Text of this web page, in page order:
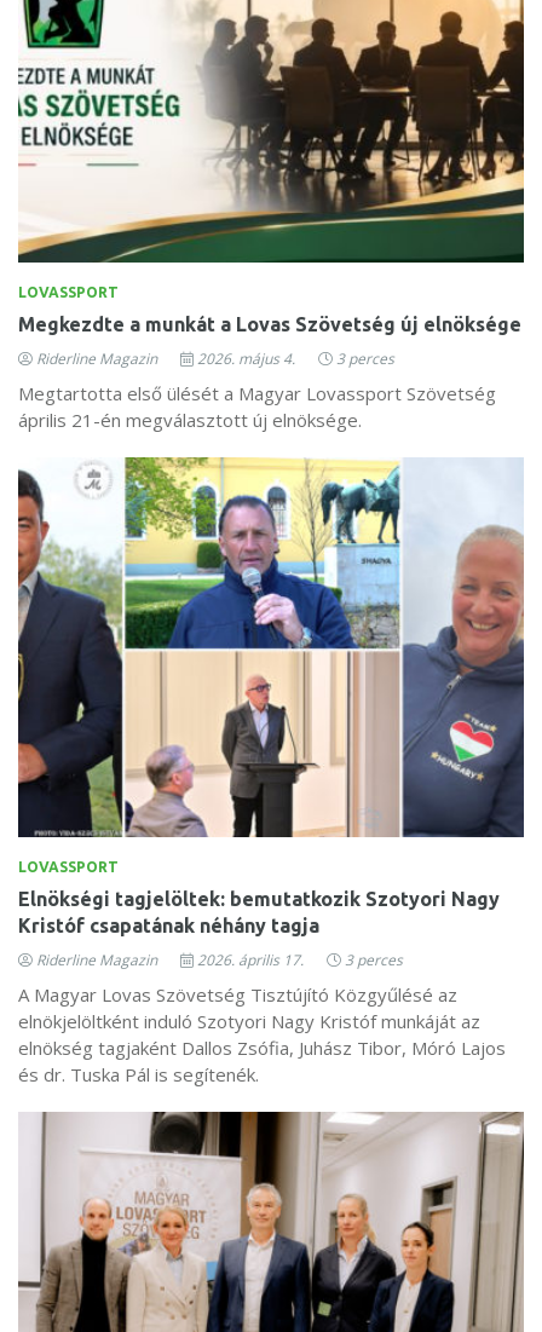
LOVASSPORT
Megkezdte a munkát a Lovas Szövetség új elnöksége
Riderline Magazin 2026. május 4. 3 perces
Megtartotta első ülését a Magyar Lovassport Szövetség
április 21-én megválasztott új elnöksége.
LOVASSPORT
Elnökségi tagjelöltek: bemutatkozik Szotyori Nagy
Kristóf csapatának néhány tagja
Riderline Magazin 2026. április 17. 3 perces
A Magyar Lovas Szövetség Tisztújító Közgyűlésé az
elnökjelöltként induló Szotyori Nagy Kristóf munkáját az
elnökség tagjaként Dallos Zsófia, Juhász Tibor, Móró Lajos
és dr. Tuska Pál is segítenék.